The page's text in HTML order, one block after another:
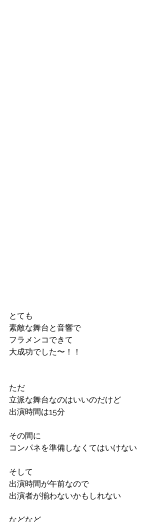
とても
素敵な舞台と音響で
フラメンコできて
大成功でした〜！！
ただ
立派な舞台なのはいいのだけど
出演時間は15分
その間に
コンパネを準備しなくてはいけない
そして
出演時間が午前なので
出演者が揃わないかもしれない
などなど